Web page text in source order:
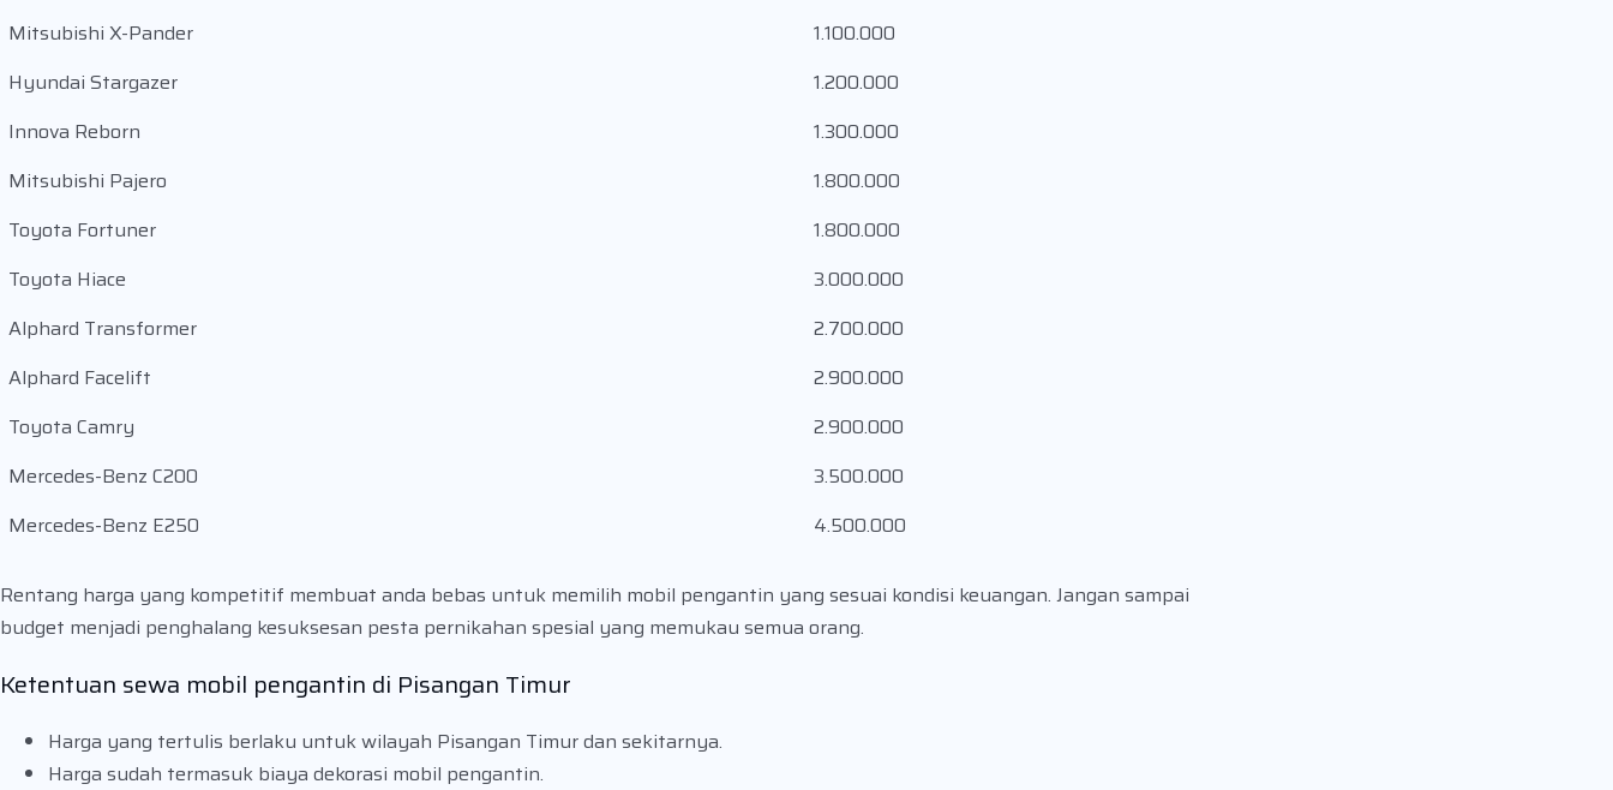
Mitsubishi X-Pander
1.100.000
Hyundai Stargazer
1.200.000
Innova Reborn
1.300.000
Mitsubishi Pajero
1.800.000
Toyota Fortuner
1.800.000
Toyota Hiace
3.000.000
Alphard Transformer
2.700.000
Alphard Facelift
2.900.000
Toyota Camry
2.900.000
Mercedes-Benz C200
3.500.000
Mercedes-Benz E250
4.500.000
Rentang harga yang kompetitif membuat anda bebas untuk memilih mobil pengantin yang sesuai kondisi keuangan. Jangan sampai
budget menjadi penghalang kesuksesan pesta pernikahan spesial yang memukau semua orang.
Ketentuan sewa mobil pengantin di Pisangan Timur
Harga yang tertulis berlaku untuk wilayah Pisangan Timur dan sekitarnya.
Harga sudah termasuk biaya dekorasi mobil pengantin.